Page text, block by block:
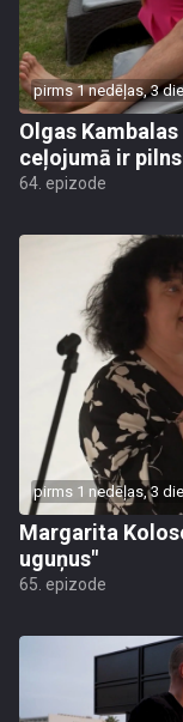
pirms 1 nedēļas, 3
Olgas
ceļojumā ir pilns
64. epizode
pirms 1 nedēļas, 3
Margarita
uguņus"
65. epizode